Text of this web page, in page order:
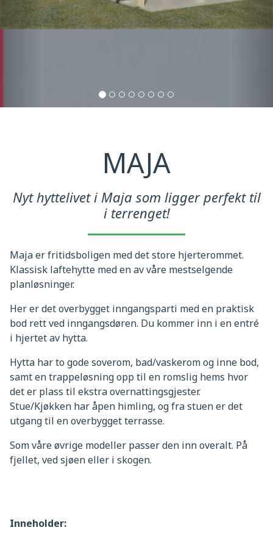
MAJA
Nyt hyttelivet i Maja som ligger perfekt til
i terrenget!
Maja er fritidsboligen med det store hjerterommet.
Klassisk laftehytte med en av våre mestselgende
planløsninger.
Her er det overbygget inngangsparti med en praktisk
bod rett ved inngangsdøren. Du kommer inn i en entré
i hjertet av hytta.
Hytta har to gode soverom, bad/vaskerom og inne bod,
samt en trappeløsning opp til en romslig hems hvor
det er plass til ekstra overnattingsgjester.
Stue/Kjøkken har åpen himling, og fra stuen er det
utgang til en overbygget terrasse.
Som våre øvrige modeller passer den inn overalt. På
fjellet, ved sjøen eller i skogen.
Inneholder: